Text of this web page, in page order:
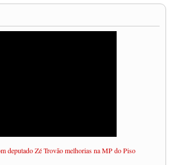
deputado Zé Trovão melhorias na MP do Piso